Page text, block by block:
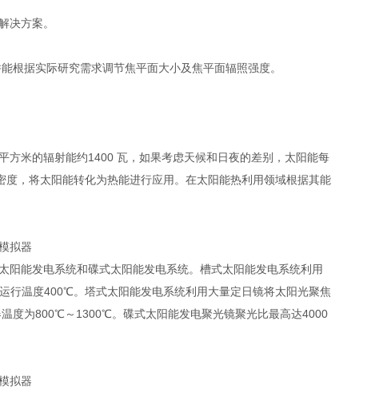
方案。
据实际研究需求调节焦平面大小及焦平面辐照强度。
米的辐射能约1400 瓦，如果考虑天候和日夜的差别，太阳能每
，将太阳能转化为热能进行应用。在太阳能热利用领域根据其能
能发电系统和碟式太阳能发电系统。槽式太阳能发电系统利用
行温度400℃。塔式太阳能发电系统利用大量定日镜将太阳光聚焦
度为800℃～1300℃。碟式太阳能发电聚光镜聚光比最高达4000